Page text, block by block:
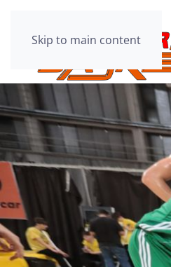
Skip to main content